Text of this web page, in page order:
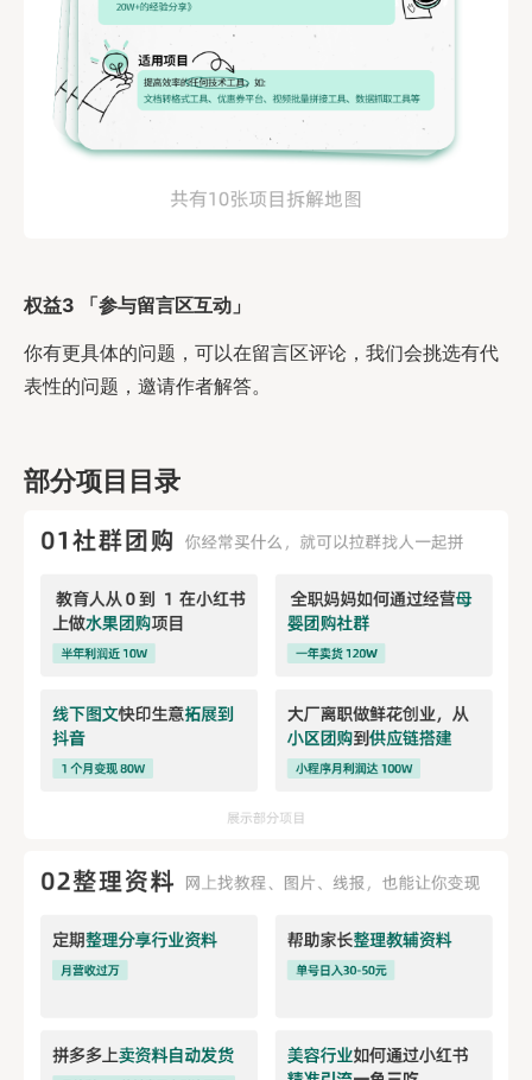
权益3 「参与留言区互动」
你有更具体的问题，可以在留言区评论，我们会挑选有代
表性的问题，邀请作者解答。
部分项目目录